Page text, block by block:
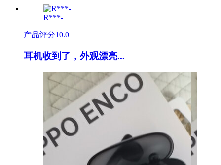
R***-
产品评分10.0
耳机收到了，外观漂亮...